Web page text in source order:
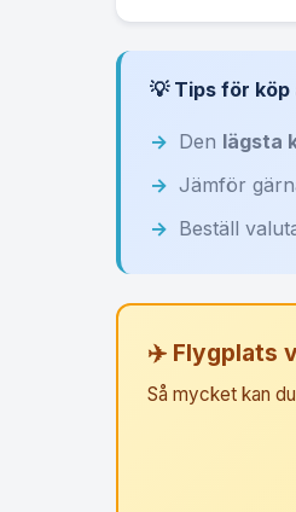
💡 Tips för köp
Den lägsta
Jämför
Beställ
✈️ Flygplats
Så mycket kan